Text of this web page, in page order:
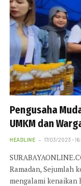
Pengusaha
UMKM dan
HEADLINE 17/03/2023 -
Ramadan, Sejumlah
mengalami kenaikan